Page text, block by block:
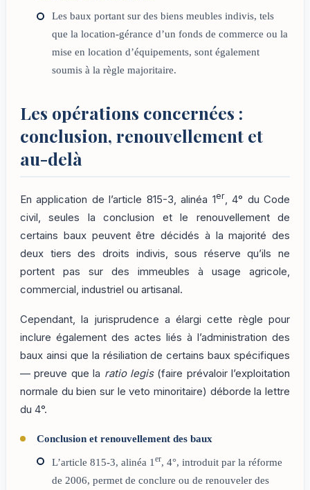
Les baux portant sur des biens meubles indivis, tels
que la location-gérance d’un fonds de commerce ou la
mise en location d’équipements, sont également
soumis à la règle majoritaire.
Les opérations concernées :
conclusion, renouvellement et
au-delà
En application de l’article 815-3, alinéa 1er, 4° du Code
civil, seules la conclusion et le renouvellement de
certains baux peuvent être décidés à la majorité des
deux tiers des droits indivis, sous réserve qu’ils ne
portent pas sur des immeubles à usage agricole,
commercial, industriel ou artisanal.
Cependant, la jurisprudence a élargi cette règle pour
inclure également des actes liés à l’administration des
baux ainsi que la résiliation de certains baux spécifiques
— preuve que la ratio legis(faire prévaloir l’exploitation
normale du bien sur le veto minoritaire) déborde la lettre
du 4°.
Conclusion et renouvellement des baux
L’article 815-3, alinéa 1er, 4°, introduit par la réforme
de 2006, permet de conclure ou de renouveler des